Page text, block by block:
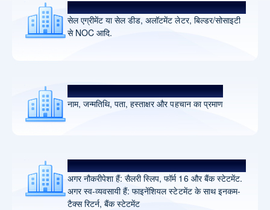
प्रॉपर्टी डॉक्यूमेंट
सेल एग्रीमेंट या सेल डीड, अलॉटमेंट लेटर, बिल्डर/सोसाइटी
से NOC आदि.
KYC डॉक्यूमेंट
नाम, जन्मतिथि, पता, हस्ताक्षर और पहचान का प्रमाण
आय से संबंधित डॉक्यूमेंट
अगर नौकरीपेशा हैं: सैलरी स्लिप, फॉर्म 16 और बैंक स्टेटमेंट.
अगर स्व-व्यवसायी हैं: फाइनेंशियल स्टेटमेंट के साथ इनकम-
टैक्स रिटर्न, बैंक स्टेटमेंट